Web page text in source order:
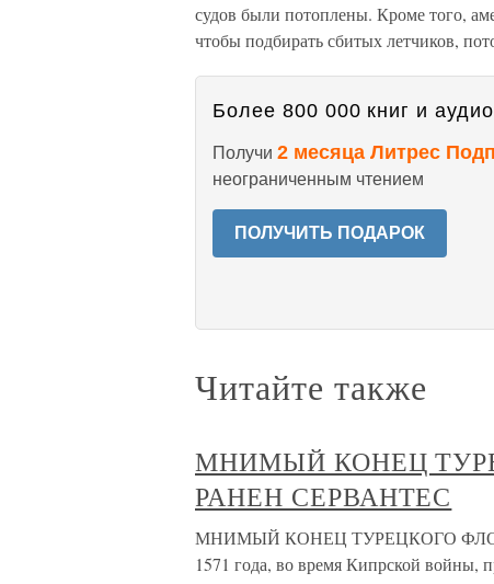
судов были потоплены. Кроме того,
чтобы подбирать сбитых летчиков,
Более 800 000 книг и
Получи 2 месяца Литрес
неограниченным чтением
ПОЛУЧИТЬ ПОДАРОК
Читайте также
МНИМЫЙ КОНЕЦ
РАНЕН СЕРВАНТЕС
МНИМЫЙ КОНЕЦ ТУРЕЦКОГО
1571 года, во время Кипрской